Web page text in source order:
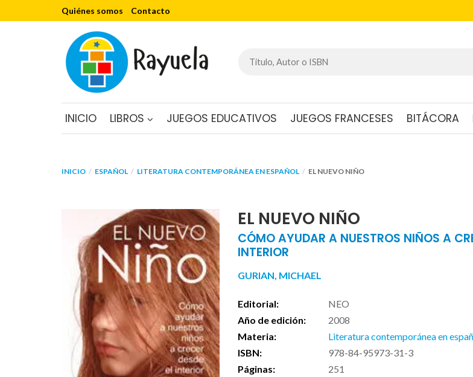
Quiénes somos Contacto
INICIO LIBROS JUEGOS EDUCATIVOS JUEGOS FRANCESES BITÁCORA
INICIO ESPAÑOL LITERATURA CONTEMPORÁNEA EN ESPAÑOL EL NUEVO NIÑO
EL NUEVO NIÑO
CÓMO AYUDAR A NUESTROS NIÑOS A
INTERIOR
GURIAN, MICHAEL
Editorial:
NEO
Año de edición:
2008
Materia:
Literatura contemporánea en
ISBN:
978-84-95973-31-3
Páginas:
251